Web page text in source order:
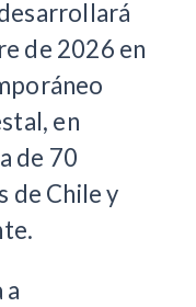
de 2026 en
en
de 70
de Chile y
a